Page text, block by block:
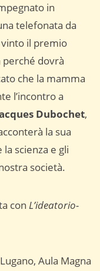
in
telefonata da
vinto il premio
perché dovrà
che la mamma
l’incontro a
Dubochet,
la sua
scienza e gli
società.
conL’ideatorio-
Aula Magna